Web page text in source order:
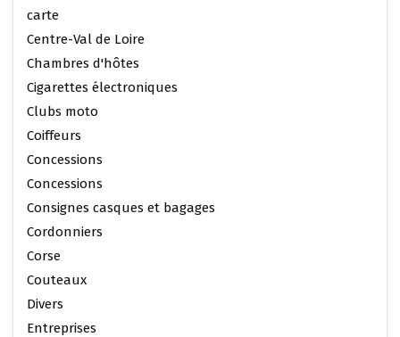
carte
Centre-Val de Loire
Chambres d'hôtes
Cigarettes électroniques
Clubs moto
Coiffeurs
Concessions
Concessions
Consignes casques et bagages
Cordonniers
Corse
Couteaux
Divers
Entreprises